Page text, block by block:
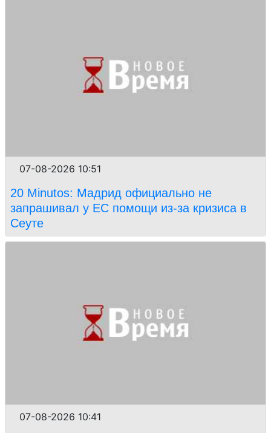
07-08-2026 10:51
20 Minutos: Мадрид официально не
запрашивал у ЕС помощи из-за кризиса в
Сеуте
07-08-2026 10:41